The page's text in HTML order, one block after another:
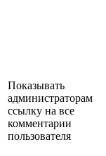
Показывать
администраторам
ссылку на все
комментарии
пользователя